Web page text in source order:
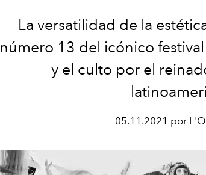
La versatilidad de la
número 13 del icónico
y el culto por el
05.11.2021 por